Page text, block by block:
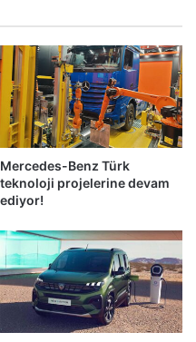
Mercedes-Benz Türk
teknoloji projelerine devam
ediyor!